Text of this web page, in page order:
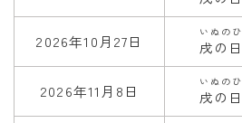
2026年10月27日 戌の日
いぬのひ
2026年11月8日 戌の日
いぬのひ